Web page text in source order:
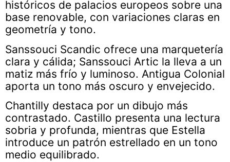
históricos de palacios europeos sobre una
base renovable, con variaciones claras en
geometría y tono.
Sanssouci Scandic ofrece una marquetería
clara y cálida; Sanssouci Artic la lleva a un
matiz más frío y luminoso. Antigua Colonial
aporta un tono más oscuro y envejecido.
Chantilly destaca por un dibujo más
contrastado. Castillo presenta una lectura
sobria y profunda, mientras que Estella
introduce un patrón estrellado en un tono
medio equilibrado.